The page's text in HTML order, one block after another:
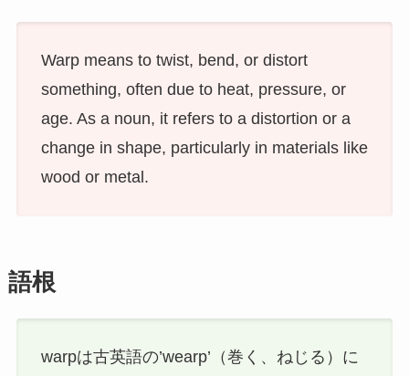
Warp means to twist, bend, or distort
something, often due to heat, pressure, or
age. As a noun, it refers to a distortion or a
change in shape, particularly in materials like
wood or metal.
語根
warpは古英語の’wearp’（巻く、ねじる）に